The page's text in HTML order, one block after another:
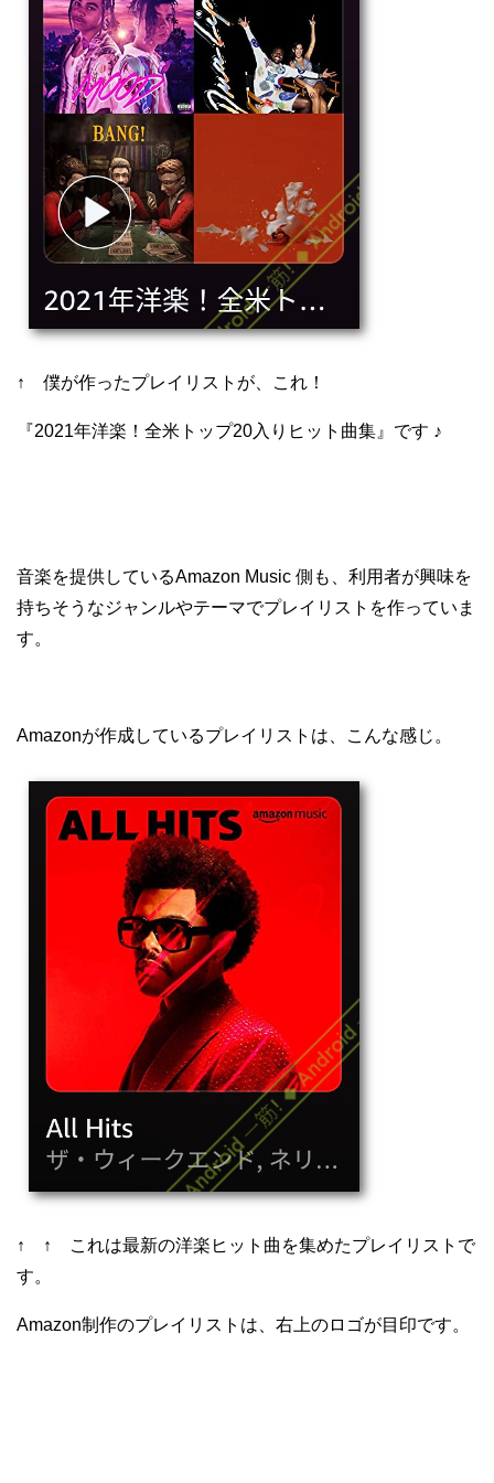
↑ 僕が作ったプレイリストが、これ！
『2021年洋楽！全米トップ20入りヒット曲集』です ♪
音楽を提供しているAmazon Music 側も、利用者が興味を
持ちそうなジャンルやテーマでプレイリストを作っていま
す。
Amazonが作成しているプレイリストは、こんな感じ。
↑ ↑ これは最新の洋楽ヒット曲を集めたプレイリストで
す。
Amazon制作のプレイリストは、右上のロゴが目印です。